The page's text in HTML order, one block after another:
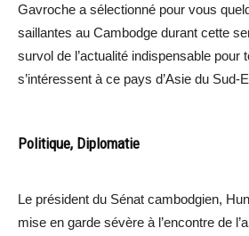
Gavroche a sélectionné pour vous
saillantes au Cambodge durant cette
survol de l’actualité indispensable pour
s’intéressent à ce pays d’Asie du Sud-
Politique, Diplomatie
Le président du Sénat cambodgien,
mise en garde sévère à l’encontre de